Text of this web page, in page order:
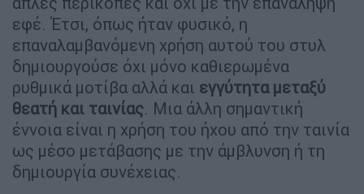
εφέ. Έτσι, όπως ήταν φυσικό, η
επαναλαμβανόμενη χρήση αυτού του στυλ
δημιουργούσε όχι μόνο καθιερωμένα
ρυθμικά μοτίβα αλλά και εγγύτητα μεταξύ
θεατή και ταινίας. Μια άλλη σημαντική
έννοια είναι η χρήση του ήχου από την ταινία
ως μέσο μετάβασης με την άμβλυνση ή τη
δημιουργία συνέχειας.